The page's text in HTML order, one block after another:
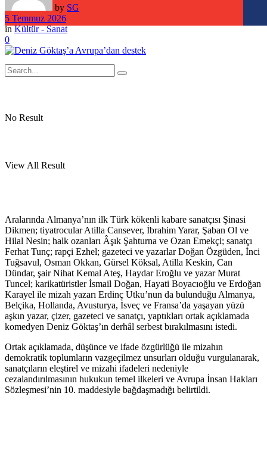
No Result
View All Result
by SG
5 Temmuz 2026
in Kültür - Sanat
0
Aralarında Almanya’nın ilk Türk kökenli kabare sanatçısı Şinasi
Dikmen; tiyatrocular Atilla Cansever, İbrahim Yarar, Şaban Ol ve
Hilal Nesin; halk ozanları Âşık Şahturna ve Ozan Emekçi; sanatçı
Ferhat Tunç; rapçi Ezhel; gazeteci ve yazarlar Doğan Özgüden, İnci
Tuğsavul, Osman Okkan, Gürsel Köksal, Atilla Keskin, Can
Dündar, şair Nihat Kemal Ateş, Haydar Eroğlu ve yazar Murat
Tuncel; karikatüristler İsmail Doğan, Hayati Boyacıoğlu ve Erdoğan
Karayel ile mizah yazarı Erdinç Utku’nun da bulunduğu Almanya,
Belçika, Hollanda, Avusturya, İsveç ve Fransa’da yaşayan yüzü
aşkın yazar, çizer, gazeteci ve sanatçı, yaptıkları ortak açıklamada
komedyen Deniz Göktaş’ın derhâl serbest bırakılmasını istedi.
Ortak açıklamada, düşünce ve ifade özgürlüğü ile mizahın
demokratik toplumların vazgeçilmez unsurları olduğu vurgulanarak,
sanatçıların eleştirel ve mizahi ifadeleri nedeniyle
cezalandırılmasının hukukun temel ilkeleri ve Avrupa İnsan Hakları
Sözleşmesi’nin 10. maddesiyle bağdaşmadığı belirtildi.